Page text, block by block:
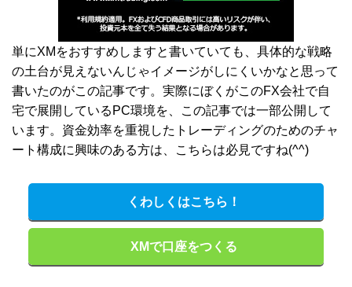
単にXMをおすすめしますと書いていても、具体的な戦略
の土台が見えないんじゃイメージがしにくいかなと思って
書いたのがこの記事です。実際にぼくがこのFX会社で自
宅で展開しているPC環境を、この記事では一部公開して
います。資金効率を重視したトレーディングのためのチャ
ート構成に興味のある方は、こちらは必見ですね(^^)
くわしくはこちら！
XMで口座をつくる